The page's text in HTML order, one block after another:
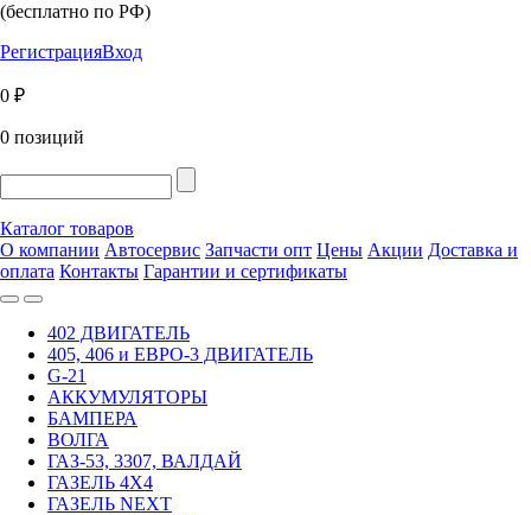
(бесплатно по РФ)
РегистрацияВход
0 ₽
0 позиций
Каталог товаров
О компании Автосервис Запчасти опт Цены Акции Доставка и
оплата Контакты Гарантии и сертификаты
402 ДВИГАТЕЛЬ
405, 406 и ЕВРО-3 ДВИГАТЕЛЬ
G-21
АККУМУЛЯТОРЫ
БАМПЕРА
ВОЛГА
ГАЗ-53, 3307, ВАЛДАЙ
ГАЗЕЛЬ 4Х4
ГАЗЕЛЬ NEXT